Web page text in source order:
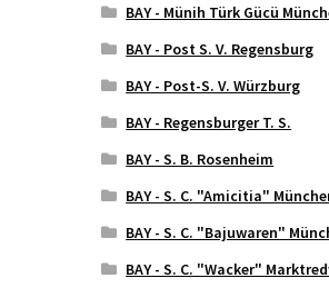
BAY - Münih Türk Gücü
BAY - Post S. V. Regensburg
BAY - Post-S. V. Würzburg
BAY - Regensburger T. S.
BAY - S. B. Rosenheim
BAY - S. C. "Amicitia"
BAY - S. C. "Bajuwaren"
BAY - S. C. "Wacker"